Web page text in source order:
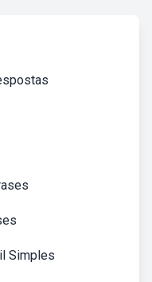
Simples